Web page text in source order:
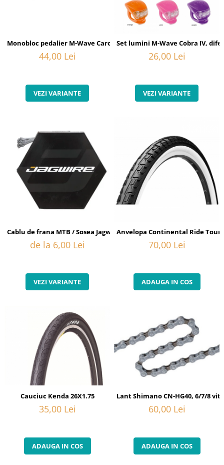
Monobloc pedalier M-Wave Carousel BB Repair, pedalier
44,00 Lei
VEZI VARIANTE
Set lumini M-Wave Cobra IV,
26,00 Lei
VEZI VARIANTE
Cablu de frana MTB / Sosea Jagwire Basic Stainless BWC5004 /
de la 6,00 Lei
VEZI VARIANTE
Anvelopa Continental Ride Tour
70,00 Lei
ADAUGA IN COS
Cauciuc Kenda 26X1.75
35,00 Lei
ADAUGA IN COS
Lant Shimano CN-HG40, 6/7/8
60,00 Lei
ADAUGA IN COS